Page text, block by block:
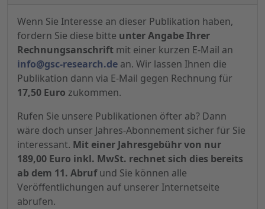
Wenn Sie Interesse an dieser Publikation haben,
fordern Sie diese bitte unter Angabe Ihrer
Rechnungsanschrift mit einer kurzen E-Mail an
info@gsc-research.de an. Wir lassen Ihnen die
Publikation dann via E-Mail gegen Rechnung für
17,50 Euro zukommen.
Rufen Sie unsere Publikationen öfter ab? Dann
wäre doch unser Jahres-Abonnement sicher für Sie
interessant. Mit einer Jahresgebühr von nur
189,00 Euro inkl. MwSt. rechnet sich dies bereits
ab dem 11. Abrufund Sie können alle
Veröffentlichungen auf unserer Internetseite
abrufen.